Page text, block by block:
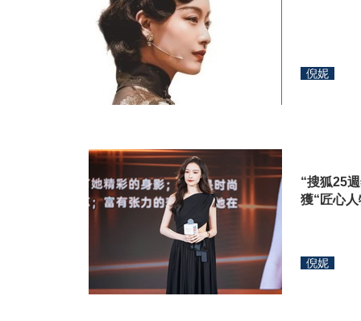
倪妮
“搜狐25
獲“匠心
倪妮